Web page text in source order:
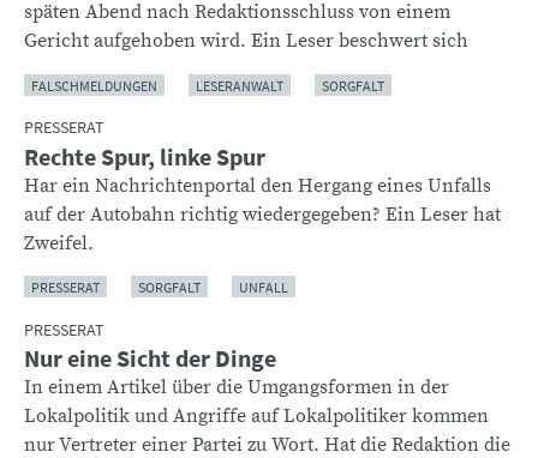
späten Abend nach Redaktionsschluss von einem
Gericht aufgehoben wird. Ein Leser beschwert sich
FALSCHMELDUNGEN LESERANWALT SORGFALT
PRESSERAT
Rechte Spur, linke Spur
Har ein Nachrichtenportal den Hergang eines Unfalls
auf der Autobahn richtig wiedergegeben? Ein Leser hat
Zweifel.
PRESSERAT SORGFALT UNFALL
PRESSERAT
Nur eine Sicht der Dinge
In einem Artikel über die Umgangsformen in der
Lokalpolitik und Angriffe auf Lokalpolitiker kommen
nur Vertreter einer Partei zu Wort. Hat die Redaktion die